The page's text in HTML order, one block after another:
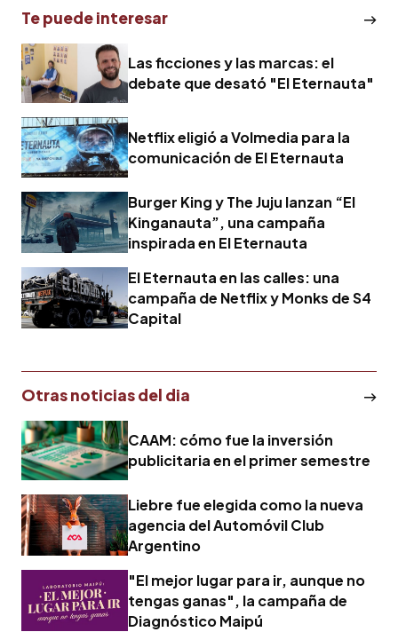
Te puede interesar
Las ficciones y las marcas: el
debate que desató "El Eternauta"
Netflix eligió a Volmedia para la
comunicación de El Eternauta
Burger King y The Juju lanzan “El
Kinganauta”, una campaña
inspirada en El Eternauta
El Eternauta en las calles: una
campaña de Netflix y Monks de S4
Capital
Otras noticias del dia
CAAM: cómo fue la inversión
publicitaria en el primer semestre
Liebre fue elegida como la nueva
agencia del Automóvil Club
Argentino
"El mejor lugar para ir, aunque no
tengas ganas", la campaña de
Diagnóstico Maipú